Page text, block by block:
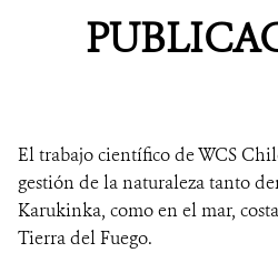
El trabajo científico de WCS
gestión de la naturaleza tanto
Karukinka, como en el mar,
Tierra del Fuego.